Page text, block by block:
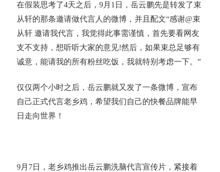
在假装思考了4天之后，9月1日，岳云鹏先是转发了束
从轩的那条邀请做代言人的微博，并且配文“感谢@束
从轩 邀请我代言，我觉得此事需谨慎，首先要看网友
支不支持，想听听大家的意见!然后，如果束总足够有
诚意，能请我的所有粉丝吃饭，我就特别考虑一下。”
仅仅两个小时之后，岳云鹏就又发了一条微博，宣布
自己正式代言老乡鸡，希望我们自己的快餐品牌能早
日走向世界！
9月7日，老乡鸡推出岳云鹏洗脑代言宣传片，紧接着